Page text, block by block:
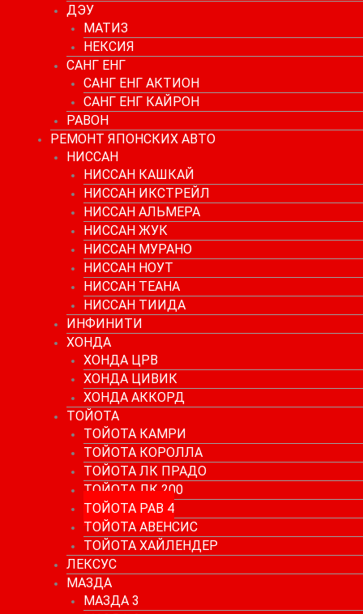
ДЭУ
МАТИЗ
НЕКСИЯ
САНГ ЕНГ
САНГ ЕНГ АКТИОН
САНГ ЕНГ КАЙРОН
РАВОН
РЕМОНТ ЯПОНСКИХ АВТО
НИССАН
НИССАН КАШКАЙ
НИССАН ИКСТРЕЙЛ
НИССАН АЛЬМЕРА
НИССАН ЖУК
НИССАН МУРАНО
НИССАН НОУТ
НИССАН ТЕАНА
НИССАН ТИИДА
ИНФИНИТИ
ХОНДА
ХОНДА ЦРВ
ХОНДА ЦИВИК
ХОНДА АККОРД
ТОЙОТА
ТОЙОТА КАМРИ
ТОЙОТА КОРОЛЛА
ТОЙОТА ЛК ПРАДО
ТОЙОТА ЛК 200
ТОЙОТА РАВ 4
ТОЙОТА АВЕНСИС
ТОЙОТА ХАЙЛЕНДЕР
ЛЕКСУС
МАЗДА
МАЗДА 3